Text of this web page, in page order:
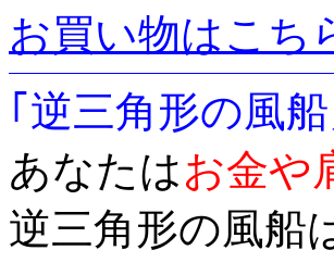
お買い物はこち
｢逆三角形の風船
あなたはお金や
逆三角形の風船